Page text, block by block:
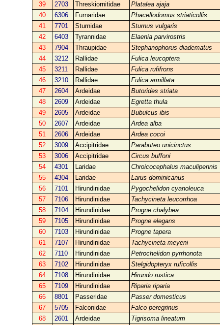
39
2703 Threskiornitidae
Platalea ajaja
40
6306 Furnaridae
Phacellodomus striaticollis
41
7701 Sturnidae
Sturnus vulgaris
42
6403 Tyrannidae
Elaenia parvirostris
43
7904 Thraupidae
Stephanophorus diadematus
44
3212 Rallidae
Fulica leucoptera
45
3211 Rallidae
Fulica rufifrons
46
3210 Rallidae
Fulica armillata
47
2604 Ardeidae
Butorides striata
48
2609 Ardeidae
Egretta thula
49
2605 Ardeidae
Bubulcus ibis
50
2607 Ardeidae
Ardea alba
51
2606 Ardeidae
Ardea cocoi
52
3009 Accipitridae
Parabuteo unicinctus
53
3006 Accipitridae
Circus buffoni
54
4301 Laridae
Chroicocephalus maculipennis
55
4304 Laridae
Larus dominicanus
56
7101 Hirundinidae
Pygochelidon cyanoleuca
57
7106 Hirundinidae
Tachycineta leucorrhoa
58
7104 Hirundinidae
Progne chalybea
59
7105 Hirundinidae
Progne elegans
60
7103 Hirundinidae
Progne tapera
61
7107 Hirundinidae
Tachycineta meyeni
62
7110 Hirundinidae
Petrochelidon pyrrhonota
63
7102 Hirundinidae
Stelgidopteryx ruficollis
64
7108 Hirundinidae
Hirundo rustica
65
7109 Hirundinidae
Riparia riparia
66
8801 Passeridae
Passer domesticus
67
5705 Falconidae
Falco peregrinus
68
2601 Ardeidae
Tigrisoma lineatum